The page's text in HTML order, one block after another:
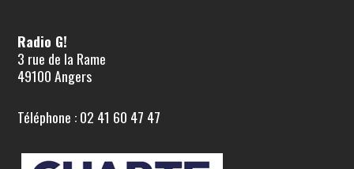
Radio G!
3 rue de la Rame
49100 Angers
Téléphone : 02 41 60 47 47